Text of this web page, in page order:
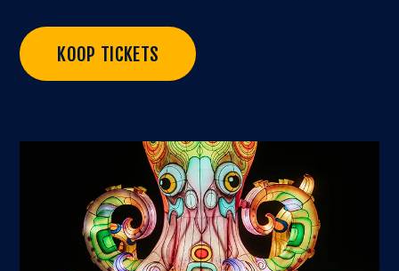
KOOP TICKETS